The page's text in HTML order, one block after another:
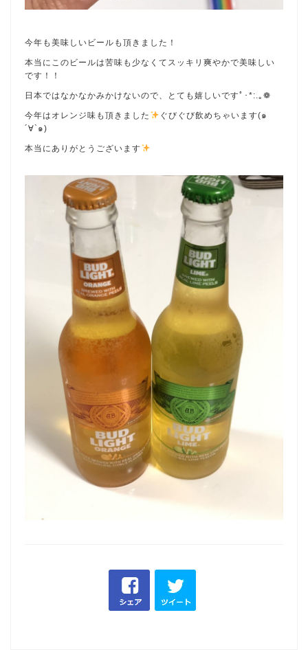
今年も美味しいビールも頂きました！
本当にこのビールは苦味も少なくてスッキリ爽やかで美味しい
です！！
日本ではなかなかみかけないので、とても嬉しいですﾟ･*:.｡❁
今年はオレンジ味も頂きました
ぐびぐび飲めちゃいます(๑
´∀`๑)
本当にありがとうございます